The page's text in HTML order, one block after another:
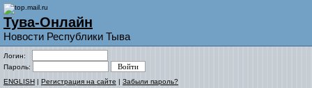
Тува-Онлайн
Новости Республики Тыва
Логин:
Пароль:
ENGLISH | Регистрация на сайте | Забыли пароль?